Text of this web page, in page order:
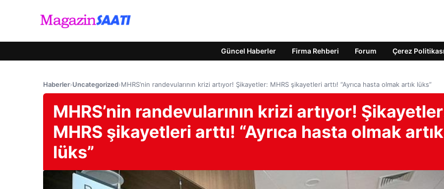
Güncel Haberler Firma Rehberi Forum Çerez Politikası
Haberler›Uncategorized›MHRS’nin randevularının krizi artıyor! Şikayetler: MHRS şikayetleri arttı! “Ayrıca hasta olmak artık lüks”
MHRS’nin randevularının krizi artıyor!
MHRS şikayetleri arttı! “Ayrıca hasta olmak artık
lüks”